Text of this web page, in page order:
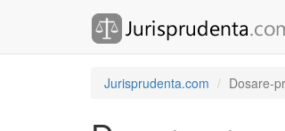
Jurisprudenta.com Dosare-